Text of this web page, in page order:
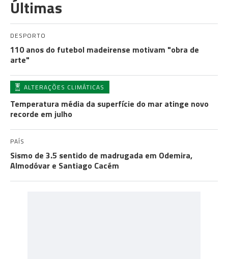
Últimas
DESPORTO
110 anos do futebol madeirense motivam "obra de
arte"
ALTERAÇÕES CLIMÁTICAS
Temperatura média da superfície do mar atinge novo
recorde em julho
PAÍS
Sismo de 3.5 sentido de madrugada em Odemira,
Almodóvar e Santiago Cacém